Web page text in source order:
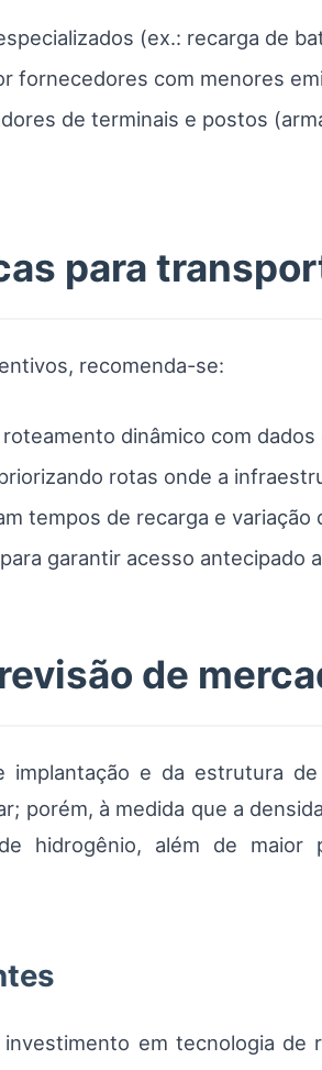
(ex.: recarga de
fornecedores com menores
de terminais e postos
para
recomenda-se:
dinâmico com
rotas onde a
tempos de recarga e
garantir acesso antecipado
de
implantação e da estrutura
porém, à medida que a
hidrogênio, além de maior
em tecnologia